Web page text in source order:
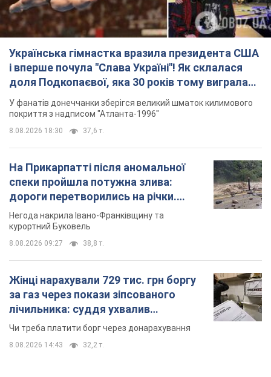
Українська гімнастка вразила президента США
і вперше почула "Слава Україні"! Як склалася
доля Подкопаєвої, яка 30 років тому виграла
"золото" Олімпіади
У фанатів донеччанки зберігся великий шматок килимового
покриття з надписом "Атланта-1996"
8.08.2026 18:30 37,6 т.
На Прикарпатті після аномальної
спеки пройшла потужна злива:
дороги перетворились на річки.
Відео
Негода накрила Івано-Франківщину та
курортний Буковель
8.08.2026 09:27 38,8 т.
Жінці нарахували 729 тис. грн боргу
за газ через покази зіпсованого
лічильника: суддя ухвалив
неочікуване рішення
Чи треба платити борг через донарахування
8.08.2026 14:43 32,2 т.